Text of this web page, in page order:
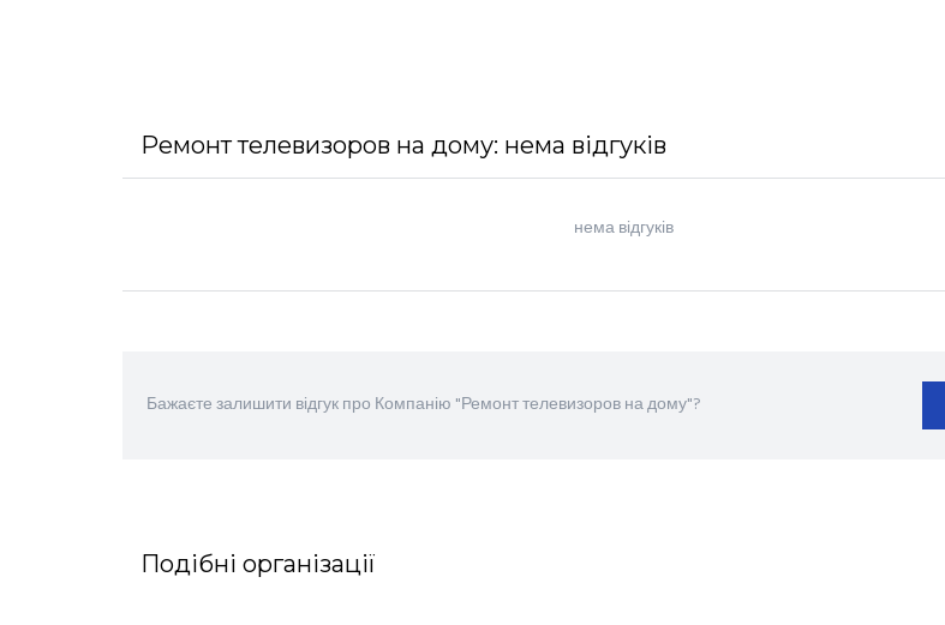
Ремонт телевизоров на дому: нема відгуків
нема відгуків
Бажаєте залишити відгук про Компанію "Ремонт телевизоров на дому"?
Подібні організації